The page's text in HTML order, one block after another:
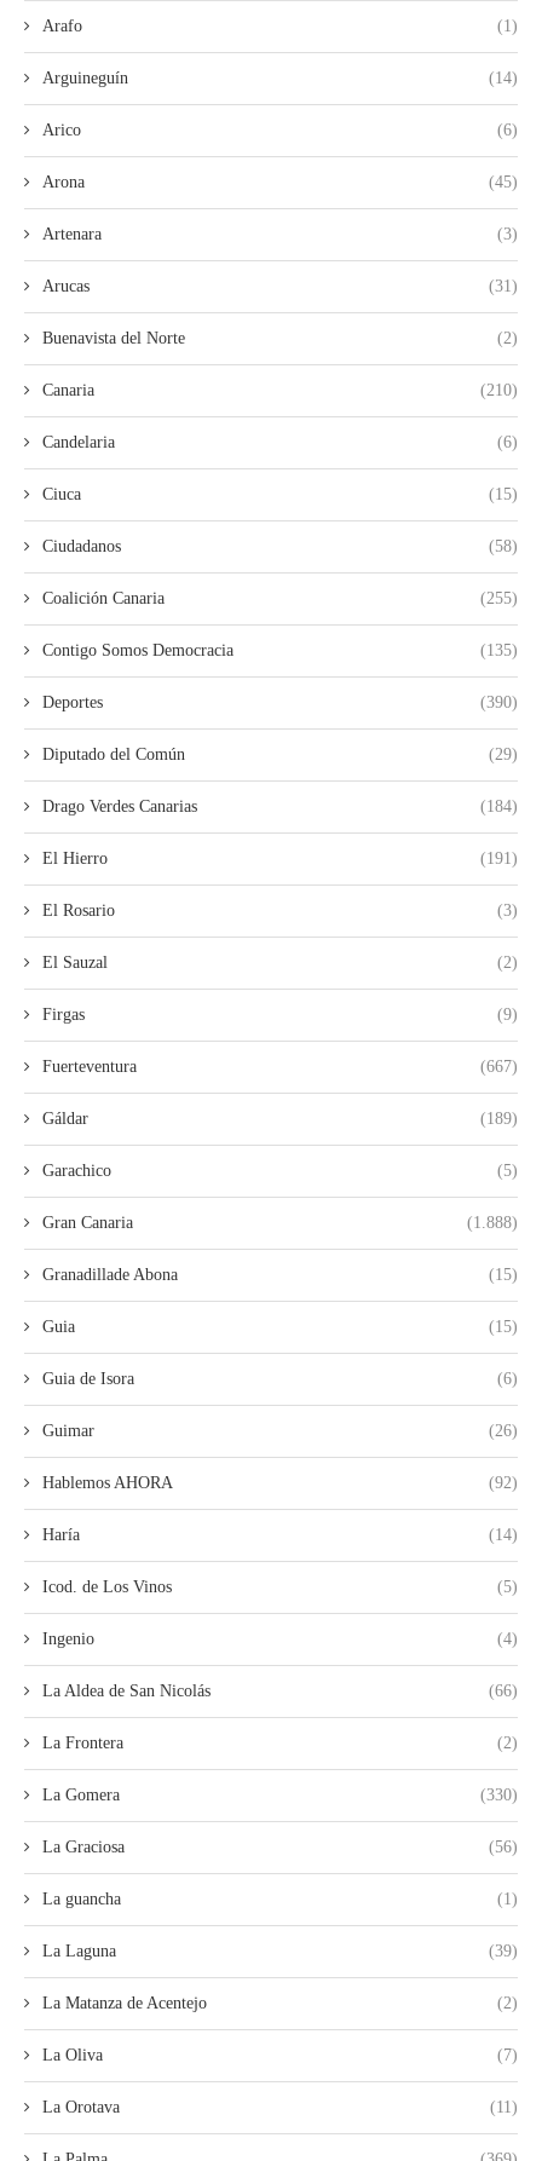
Arafo (1)
Arguineguín (14)
Arico (6)
Arona (45)
Artenara (3)
Arucas (31)
Buenavista del Norte (2)
Canaria (210)
Candelaria (6)
Ciuca (15)
Ciudadanos (58)
Coalición Canaria (255)
Contigo Somos Democracia (135)
Deportes (390)
Diputado del Común (29)
Drago Verdes Canarias (184)
El Hierro (191)
El Rosario (3)
El Sauzal (2)
Firgas (9)
Fuerteventura (667)
Gáldar (189)
Garachico (5)
Gran Canaria (1.888)
Granadillade Abona (15)
Guia (15)
Guia de Isora (6)
Guimar (26)
Hablemos AHORA (92)
Haría (14)
Icod. de Los Vinos (5)
Ingenio (4)
La Aldea de San Nicolás (66)
La Frontera (2)
La Gomera (330)
La Graciosa (56)
La guancha (1)
La Laguna (39)
La Matanza de Acentejo (2)
La Oliva (7)
La Orotava (11)